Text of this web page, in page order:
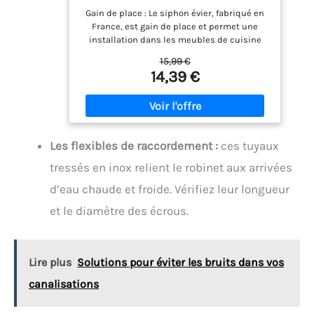
Gain de place : Le siphon évier, fabriqué en
France, est gain de place et permet une
installation dans les meubles de cuisine
l’évier pour le rangement Ultra-plat : Le
siphon évier cuisine est ultra-plat,
seulement 95 mm d'encombrement sous
l'évier, assurant une intégration esthétique
sous l’évier Efficacité contre les remontées
par ce siphon de cuisine prévient les
de 50 mm et garantit une utilisation fiable
au quotidien Montage simple et rapide : Le
montage simple et rapide de ce siphon de
cuisine, avec sortie orientable Ø40 mm à
dégorgement amovible, pratique pour un
entretien rapide et un accès immédiat en
15,99 €
14,39 €
Les flexibles de raccordement : ces tuyaux
tressés en inox relient le robinet aux arrivées
d’eau chaude et froide. Vérifiez leur longueur
et le diamètre des écrous.
Lire plus Solutions pour éviter les bruits dans vos
canalisations